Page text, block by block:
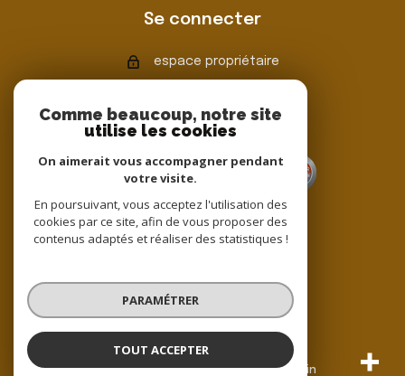
Se connecter
espace propriétaire
Adhérents
Traduction powered by Google
Nos honoraires
Mentions légales Partenaires Admin
Comme beaucoup, notre site
utilise les cookies
On aimerait vous accompagner pendant
votre visite.
En poursuivant, vous acceptez l'utilisation des
cookies par ce site, afin de vous proposer des
contenus adaptés et réaliser des statistiques !
PARAMÉTRER
TOUT ACCEPTER